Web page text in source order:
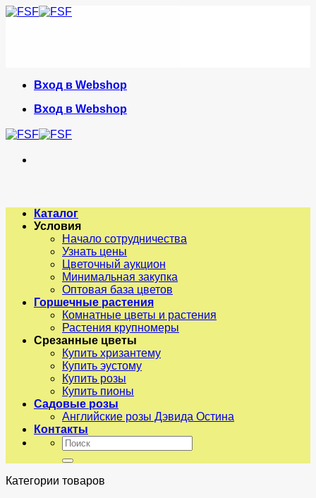
Skip
Вход в Webshop
Вход в Webshop
Каталог
Условия
Начало сотрудничества
Узнать цены
Цветочный аукцион
Минимальная закупка
Оптовая база цветов
Горшечные растения
Комнатные цветы и растения
Растения крупномеры
Срезанные цветы
Купить хризантему
Купить эустому
Купить розы
Купить пионы
Садовые розы
Английские розы Дэвида Остина
Контакты
Искать:
Категории товаров